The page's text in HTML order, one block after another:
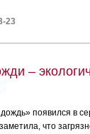
23
–
появился в
что